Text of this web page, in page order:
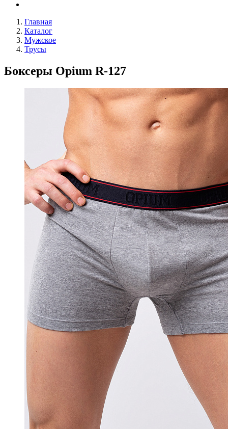
Главная
Каталог
Мужское
Трусы
Боксеры Opium R-127